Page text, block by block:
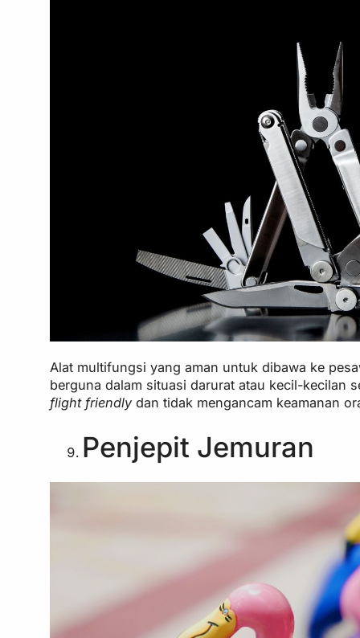
Alat multifungsi yang aman untuk dibawa ke
berguna dalam situasi darurat atau kecil-kecilan
flight friendlydan tidak mengancam keamanan
Penjepit Jemuran